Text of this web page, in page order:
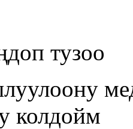
тузоо
колдойм